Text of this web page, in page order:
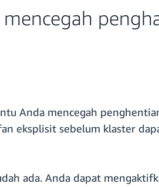
Anda mencegah
eksplisit sebelum klaster
ada. Anda dapat